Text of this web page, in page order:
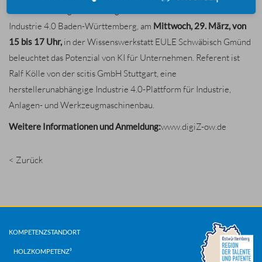
Industrie 4.0 Baden-Württemberg, am Mittwoch, 29. März, von
15 bis 17 Uhr, in der Wissenswerkstatt EULE Schwäbisch Gmünd
beleuchtet das Potenzial von KI für Unternehmen. Referent ist
Ralf Kölle von der scitis GmbH Stuttgart, eine
herstellerunabhängige Industrie 4.0-Plattform für Industrie,
Anlagen- und Werkzeugmaschinenbau.
Weitere Informationen und Anmeldung:www.digiZ-ow.de
< Zurück
KOMPETENZSTANDORT
HOLZKOMPETENZ³